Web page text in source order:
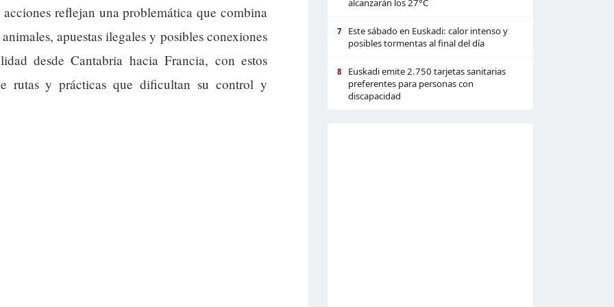
reflejan una problemática que combina
apuestas ilegales y posibles conexiones
desde Cantabria hacia Francia, con estos
rutas y prácticas que dificultan su control y
alcanzarán los 27°C
7
Este sábado en Euskadi: calor intenso y
posibles tormentas al final del día
8
Euskadi emite 2.750 tarjetas sanitarias
preferentes para personas con
discapacidad